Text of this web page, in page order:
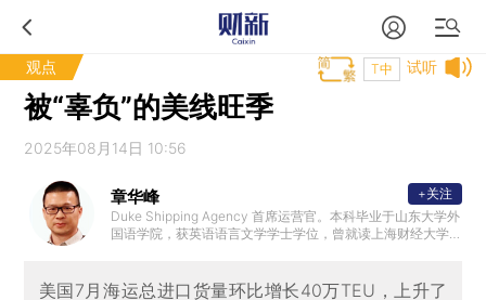
观点 试听
T中
被“辜负”的美线旺季
2025年08月14日 10:56
章华峰
Duke Shipping Agency 首席运营官。本科毕业于山东大学外
国语学院，获英语语言文学学士学位，曾就读上海财经大学M
等地历任销售代表，销售经理，销售总经理，大中国区航线
+关注
美国7月海运总进口货量环比增长40万TEU，上升了